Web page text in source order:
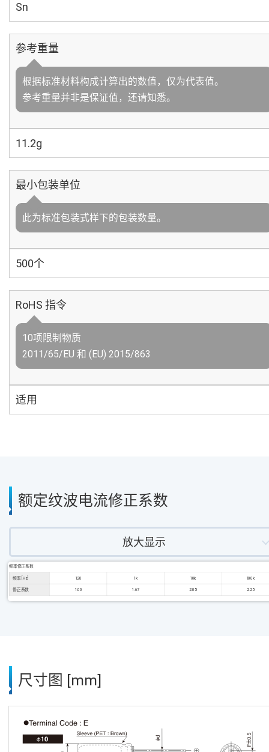
Sn
参考重量
根据标准材料构成计算出的数值，仅为代表值。
参考重量并非是保证值，还请知悉。
11.2g
最小包装单位
此为标准包装式样下的包装数量。
500个
RoHS 指令
10项限制物质
2011/65/EU 和 (EU) 2015/863
适用
额定纹波电流修正系数
放大显示
频率修正系数
频率 [Hz] 120 1k 10k 100k
修正系数 1.00 1.67 2.05 2.25
尺寸图 [mm]